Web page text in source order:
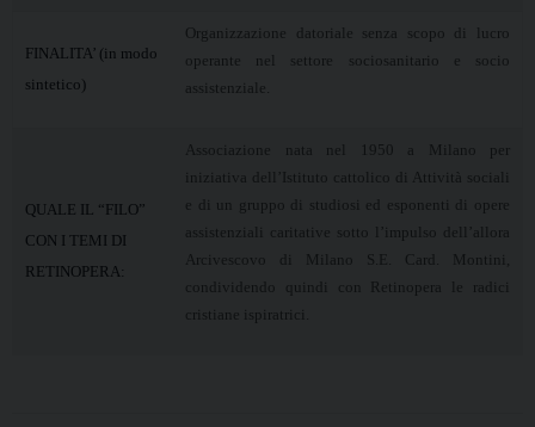
FINALITA’ (in modo
sintetico)
Organizzazione datoriale senza scopo di lucro
operante nel settore sociosanitario e socio
assistenziale.
QUALE IL “FILO”
CON I TEMI DI
RETINOPERA:
Associazione nata nel 1950 a Milano per
iniziativa dell’Istituto cattolico di Attività sociali
e di un gruppo di studiosi ed esponenti di opere
assistenziali caritative sotto l’impulso dell’allora
Arcivescovo di Milano S.E. Card. Montini,
condividendo quindi con Retinopera le radici
cristiane ispiratrici.